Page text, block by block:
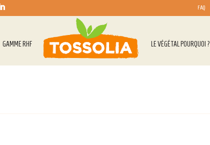
FAQ
GAMME RHF LE VÉGÉTAL POURQUOI ?